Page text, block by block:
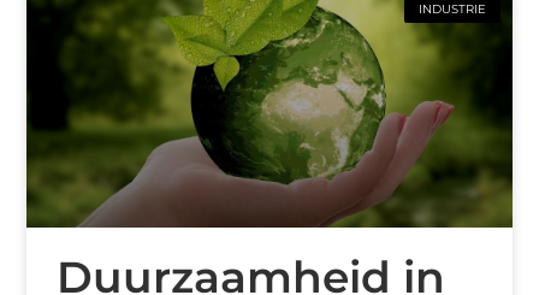
INDUSTRIE
Duurzaamheid in